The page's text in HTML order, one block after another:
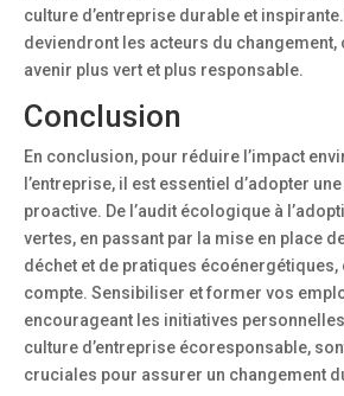
culture d’entreprise durable et
deviendront les acteurs du changement,
avenir plus vert et plus responsable.
Conclusion
En conclusion, pour réduire l’impact
l’entreprise, il est essentiel d’adopter
proactive. De l’audit écologique à
vertes, en passant par la mise en place
déchet et de pratiques écoénergétiques,
compte. Sensibiliser et former vos
encourageant les initiatives
culture d’entreprise écoresponsable,
cruciales pour assurer un changement